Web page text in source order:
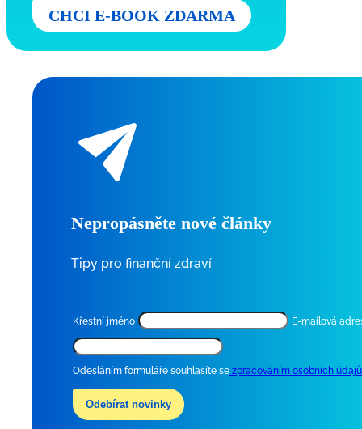
CHCI E-BOOK ZDARMA
Nepropásněte nové články
Tipy pro finanční zdraví
Křestní jméno E-mailová
Odesláním formuláře souhlasíte se zpracováním osobních